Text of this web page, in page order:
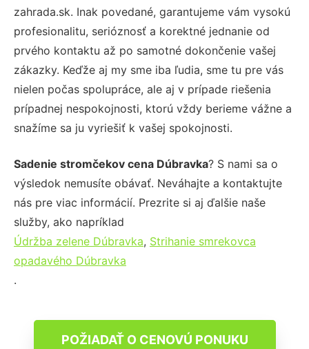
zahrada.sk. Inak povedané, garantujeme vám vysokú
profesionalitu, serióznosť a korektné jednanie od
prvého kontaktu až po samotné dokončenie vašej
zákazky. Keďže aj my sme iba ľudia, sme tu pre vás
nielen počas spolupráce, ale aj v prípade riešenia
prípadnej nespokojnosti, ktorú vždy berieme vážne a
snažíme sa ju vyriešiť k vašej spokojnosti.
Sadenie stromčekov cena Dúbravka? S nami sa o
výsledok nemusíte obávať. Neváhajte a kontaktujte
nás pre viac informácií. Prezrite si aj ďalšie naše
služby, ako napríklad
Údržba zelene Dúbravka, Strihanie smrekovca
opadavého Dúbravka
.
POŽIADAŤ O CENOVÚ PONUKU